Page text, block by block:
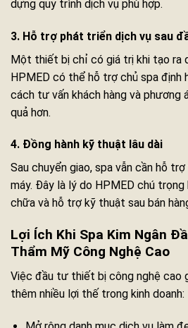
dựng quy trình dịch vụ phù hợp.
3. Hỗ trợ phát triển dịch vụ sau
Một thiết bị chỉ có giá trị khi tạo ra
HPMED có thể hỗ trợ chủ spa định
cách tư vấn khách hàng và phương
quả hơn.
4. Đồng hành kỹ thuật lâu dài
Sau chuyển giao, spa vẫn cần hỗ
máy. Đây là lý do HPMED chú trọng
chữa và hỗ trợ kỹ thuật sau bán
Lợi Ích Khi Spa Kim Ngân
Thẩm Mỹ Công Nghệ Cao
Việc đầu tư thiết bị công nghệ cao
thêm nhiều lợi thế trong kinh doanh: